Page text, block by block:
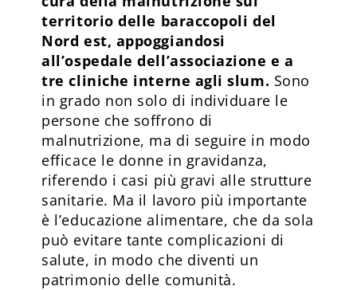
territorio delle baraccopoli del
Nord est, appoggiandosi
all’ospedale dell’associazione e a
tre cliniche interne agli slum. Sono
in grado non solo di individuare le
persone che soffrono di
malnutrizione, ma di seguire in modo
efficace le donne in gravidanza,
riferendo i casi più gravi alle strutture
sanitarie. Ma il lavoro più importante
è l’educazione alimentare, che da sola
può evitare tante complicazioni di
salute, in modo che diventi un
patrimonio delle comunità.